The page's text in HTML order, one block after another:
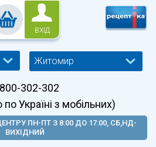
ВХІД
Житомир
302-302
Україні з мобільних)
ПН-ПТ З 8:00 ДО 17:00, СБ,НД-
ВИХІДНИЙ